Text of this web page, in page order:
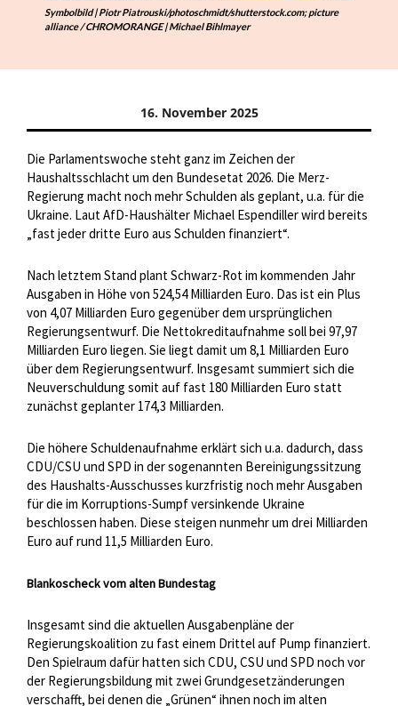
Symbolbild | Piotr Piatrouski/photoschmidt/shutterstock.com; picture
alliance / CHROMORANGE | Michael Bihlmayer
16. November 2025
Die Parlamentswoche steht ganz im Zeichen der
Haushaltsschlacht um den Bundesetat 2026. Die Merz-
Regierung macht noch mehr Schulden als geplant, u.a. für die
Ukraine. Laut AfD-Haushälter Michael Espendiller wird bereits
„fast jeder dritte Euro aus Schulden finanziert“.
Nach letztem Stand plant Schwarz-Rot im kommenden Jahr
Ausgaben in Höhe von 524,54 Milliarden Euro. Das ist ein Plus
von 4,07 Milliarden Euro gegenüber dem ursprünglichen
Regierungsentwurf. Die Nettokreditaufnahme soll bei 97,97
Milliarden Euro liegen. Sie liegt damit um 8,1 Milliarden Euro
über dem Regierungsentwurf. Insgesamt summiert sich die
Neuverschuldung somit auf fast 180 Milliarden Euro statt
zunächst geplanter 174,3 Milliarden.
Die höhere Schuldenaufnahme erklärt sich u.a. dadurch, dass
CDU/CSU und SPD in der sogenannten Bereinigungssitzung
des Haushalts-Ausschusses kurzfristig noch mehr Ausgaben
für die im Korruptions-Sumpf versinkende Ukraine
beschlossen haben. Diese steigen nunmehr um drei Milliarden
Euro auf rund 11,5 Milliarden Euro.
Blankoscheck vom alten Bundestag
Insgesamt sind die aktuellen Ausgabenpläne der
Regierungskoalition zu fast einem Drittel auf Pump finanziert.
Den Spielraum dafür hatten sich CDU, CSU und SPD noch vor
der Regierungsbildung mit zwei Grundgesetzänderungen
verschafft, bei denen die „Grünen“ ihnen noch im alten